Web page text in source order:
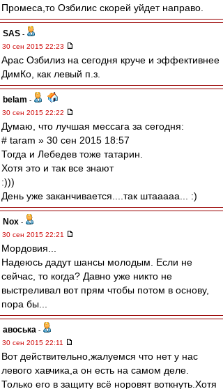
Промеса,то Озбилис скорей уйдет направо.
SAS -
30 сен 2015 22:23
Арас Озбилиз на сегодня круче и эффективнее
ДимКо, как левый п.з.
belam -
30 сен 2015 22:22
Думаю, что лучшая мессага за сегодня:
# taram » 30 сен 2015 18:57
Тогда и Лебедев тоже татарин.
Хотя это и так все знают
:)))
День уже заканчивается....так штааааа... :)
Nox -
30 сен 2015 22:21
Мордовия...
Надеюсь дадут шансы молодым. Если не
сейчас, то когда? Давно уже никто не
выстреливал вот прям чтобы потом в основу,
пора бы...
авоська -
30 сен 2015 22:11
Вот действительно,жалуемся что нет у нас
левого хавчика,а он есть на самом деле.
Только его в защиту всё норовят воткнуть.Хотя